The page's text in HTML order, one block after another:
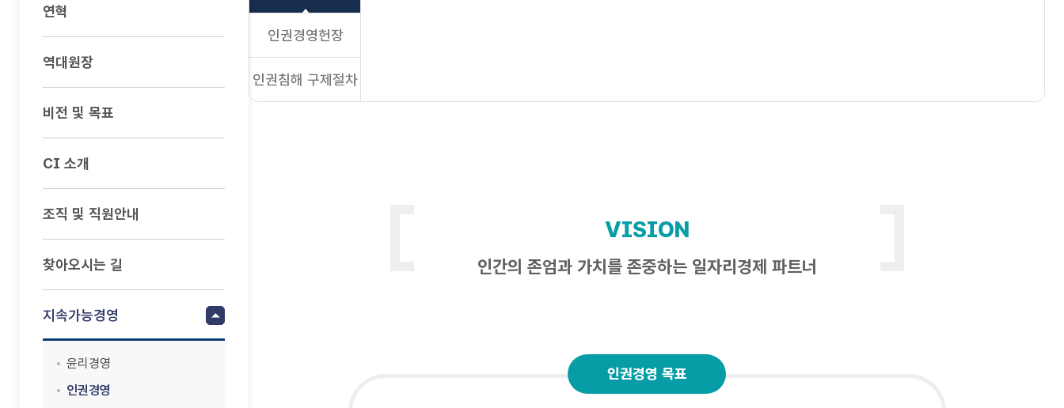
연혁
역대원장
비전 및 목표
CI 소개
조직 및 직원안내
찾아오시는 길
지속가능경영
윤리경영
인권경영
인권경영헌장
인권침해 구제절차
VISION
인간의 존엄과 가치를 존중하는 일자리경제 파트너
인권경영 목표